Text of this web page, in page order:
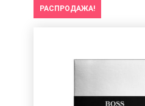
РАСПРОДАЖА!